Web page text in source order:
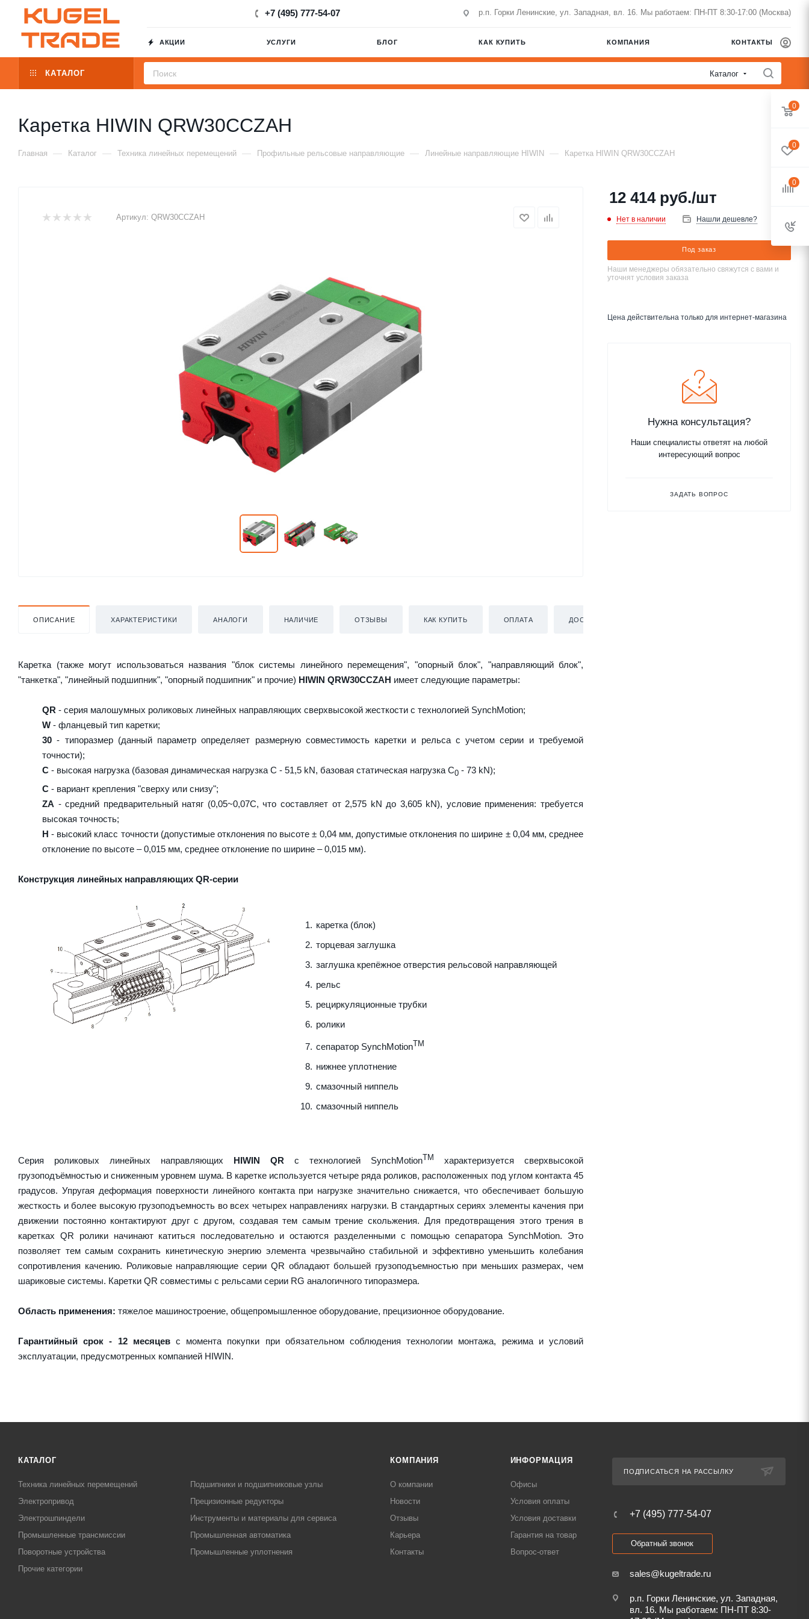
+7 (495) 777-54-07 р.п. Горки Ленинские, ул. Западная, вл. 16. Мы работаем: ПН-ПТ 8:30-17:00 (Москва)
АКЦИИ УСЛУГИ БЛОГ КАК КУПИТЬ КОМПАНИЯ КОНТАКТЫ
КАТАЛОГ Каталог
Каретка HIWIN QRW30CCZAH
Главная — Каталог — Техника линейных перемещений — Профильные рельсовые направляющие — Линейные направляющие HIWIN — Каретка HIWIN QRW30CCZAH
Артикул: QRW30CCZAH
ОПИСАНИЕ ХАРАКТЕРИСТИКИ АНАЛОГИ НАЛИЧИЕ ОТЗЫВЫ КАК КУПИТЬ ОПЛАТА ДОСТАВКА
Каретка (также могут использоваться названия "блок системы линейного перемещения", "опорный блок", "направляющий блок",
"танкетка", "линейный подшипник", "опорный подшипник" и прочие) HIWIN QRW30CCZAH имеет следующие параметры:
QR - серия малошумных роликовых линейных направляющих сверхвысокой жесткости с технологией SynchMotion;
W - фланцевый тип каретки;
30 - типоразмер (данный параметр определяет размерную совместимость каретки и рельса с учетом серии и требуемой
точности);
C - высокая нагрузка (базовая динамическая нагрузка C - 51,5 kN, базовая статическая нагрузка С0 - 73 kN);
C - вариант крепления "сверху или снизу";
ZA - средний предварительный натяг (0,05~0,07C, что составляет от 2,575 kN до 3,605 kN), условие применения: требуется
высокая точность;
H - высокий класс точности (допустимые отклонения по высоте ± 0,04 мм, допустимые отклонения по ширине ± 0,04 мм, среднее
отклонение по высоте – 0,015 мм, среднее отклонение по ширине – 0,015 мм).
Конструкция линейных направляющих QR-серии
каретка (блок)
торцевая заглушка
заглушка крепёжное отверстия рельсовой направляющей
рельс
рециркуляционные трубки
ролики
сепаратор SynchMotionTM
нижнее уплотнение
смазочный ниппель
смазочный ниппель
Серия роликовых линейных направляющих HIWIN QR с технологией SynchMotion TM
характеризуется сверхвысокой
грузоподъёмностью и сниженным уровнем шума. В каретке используется четыре ряда роликов, расположенных под углом контакта 45
градусов. Упругая деформация поверхности линейного контакта при нагрузке значительно снижается, что обеспечивает большую
жесткость и более высокую грузоподъемность во всех четырех направлениях нагрузки. В стандартных сериях элементы качения при
движении постоянно контактируют друг с другом, создавая тем самым трение скольжения. Для предотвращения этого трения в
каретках QR ролики начинают катиться последовательно и остаются разделенными с помощью сепаратора SynchMotion. Это
позволяет тем самым сохранить кинетическую энергию элемента чрезвычайно стабильной и эффективно уменьшить колебания
сопротивления качению. Роликовые направляющие серии QR обладают большей грузоподъемностью при меньших размерах, чем
шариковые системы. Каретки QR совместимы с рельсами серии RG аналогичного типоразмера.
Область применения: тяжелое машиностроение, общепромышленное оборудование, прецизионное оборудование.
Гарантийный срок - 12 месяцевс момента покупки при обязательном соблюдения технологии монтажа, режима и условий
эксплуатации, предусмотренных компанией HIWIN.
12 414руб./шт
Нет в наличии Нашли дешевле?
Под заказ
Наши менеджеры обязательно свяжутся с вами и
уточнят условия заказа
Цена действительна только для интернет-магазина
Нужна консультация?
Наши специалисты ответят на любой
интересующий вопрос
ЗАДАТЬ ВОПРОС
КАТАЛОГ
Техника линейных перемещений
Подшипники и подшипниковые узлы
Электропривод
Прецизионные редукторы
Электрошпиндели
Инструменты и материалы для сервиса
Промышленные трансмиссии
Промышленная автоматика
Поворотные устройства
Промышленные уплотнения
Прочие категории
КОМПАНИЯ
О компании
Новости
Отзывы
Карьера
Контакты
ИНФОРМАЦИЯ
Офисы
Условия оплаты
Условия доставки
Гарантия на товар
Вопрос-ответ
ПОДПИСАТЬСЯ НА РАССЫЛКУ
+7 (495) 777-54-07
Обратный звонок
sales@kugeltrade.ru
р.п. Горки Ленинские, ул. Западная,
вл. 16. Мы работаем: ПН-ПТ 8:30-
0
0
0